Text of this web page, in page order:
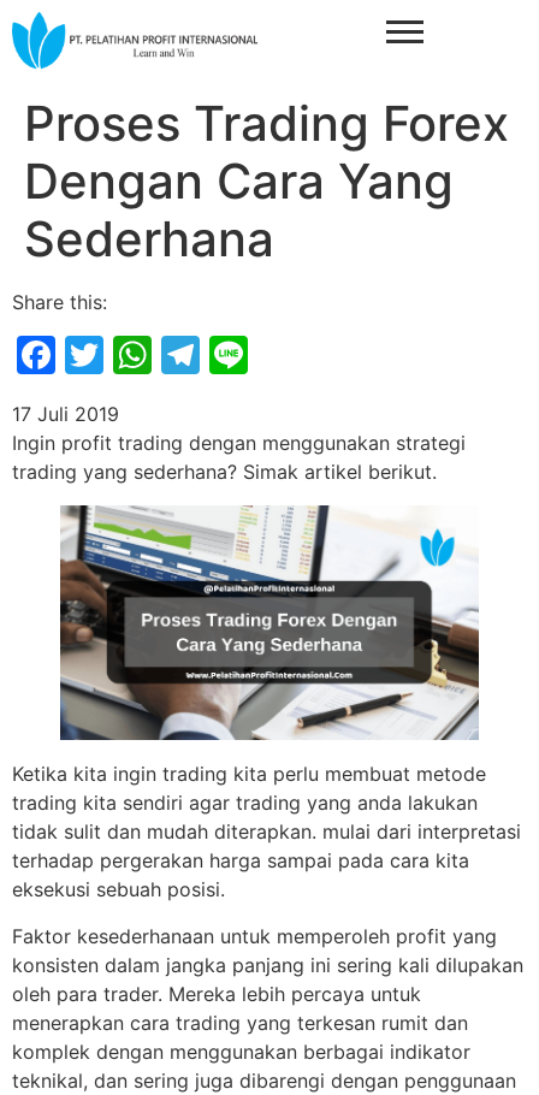
Proses Trading Forex
Dengan Cara Yang
Sederhana
Share this:
Facebook
Twitter
WhatsApp
Telegram
17 Juli 2019
Ingin profit trading dengan menggunakan strategi
trading yang sederhana? Simak artikel berikut.
Ketika kita ingin trading kita perlu membuat metode
trading kita sendiri agar trading yang anda lakukan
tidak sulit dan mudah diterapkan. mulai dari interpretasi
terhadap pergerakan harga sampai pada cara kita
eksekusi sebuah posisi.
Faktor kesederhanaan untuk memperoleh profit yang
konsisten dalam jangka panjang ini sering kali dilupakan
oleh para trader. Mereka lebih percaya untuk
menerapkan cara trading yang terkesan rumit dan
komplek dengan menggunakan berbagai indikator
teknikal, dan sering juga dibarengi dengan penggunaan